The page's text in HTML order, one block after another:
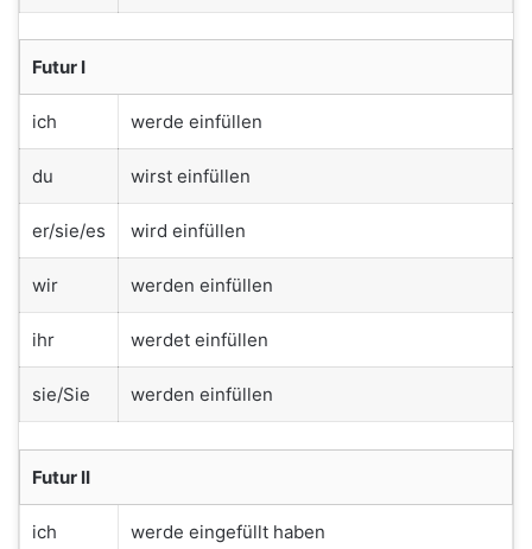
Futur I
ich werde einfüllen
du wirst einfüllen
er/sie/es wird einfüllen
wir werden einfüllen
ihr werdet einfüllen
sie/Sie werden einfüllen
Futur II
ich werde eingefüllt haben